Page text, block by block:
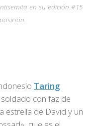
en su edición #15
Taring
con faz de
estrella de David y un